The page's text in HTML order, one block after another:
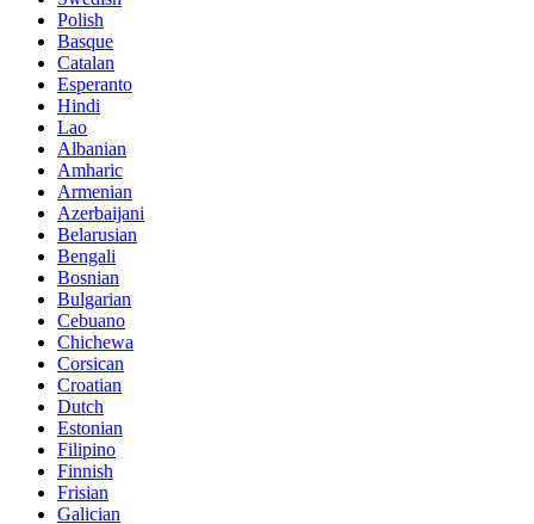
Polish
Basque
Catalan
Esperanto
Hindi
Lao
Albanian
Amharic
Armenian
Azerbaijani
Belarusian
Bengali
Bosnian
Bulgarian
Cebuano
Chichewa
Corsican
Croatian
Dutch
Estonian
Filipino
Finnish
Frisian
Galician